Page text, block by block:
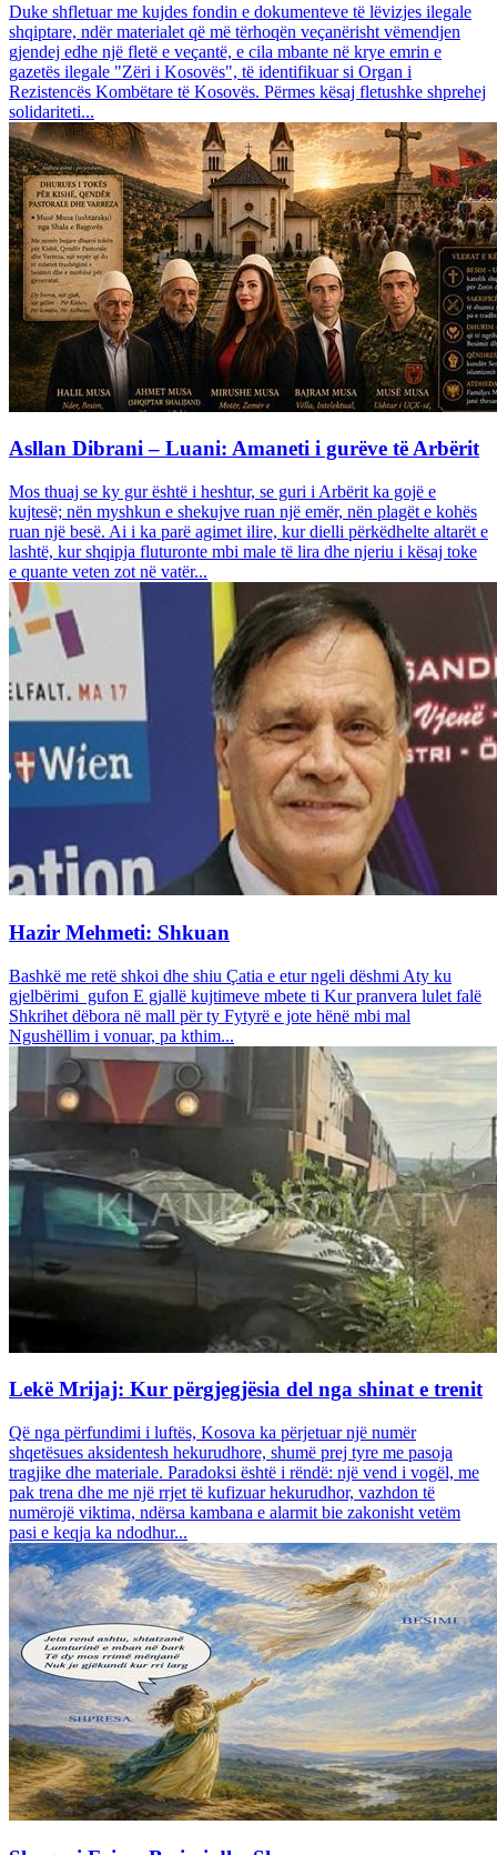
Duke shfletuar me kujdes fondin e dokumenteve të lëvizjes ilegale
shqiptare, ndër materialet që më tërhoqën veçanërisht vëmendjen
gjendej edhe një fletë e veçantë, e cila mbante në krye emrin e
gazetës ilegale "Zëri i Kosovës", të identifikuar si Organ i
Rezistencës Kombëtare të Kosovës. Përmes kësaj fletushke shprehej
solidariteti...
Asllan Dibrani – Luani: Amaneti i gurëve të Arbërit
Mos thuaj se ky gur është i heshtur, se guri i Arbërit ka gojë e
kujtesë; nën myshkun e shekujve ruan një emër, nën plagët e kohës
ruan një besë. Ai i ka parë agimet ilire, kur dielli përkëdhelte altarët e
lashtë, kur shqipja fluturonte mbi male të lira dhe njeriu i kësaj toke
e quante veten zot në vatër...
Hazir Mehmeti: Shkuan
Bashkë me retë shkoi dhe shiu Çatia e etur ngeli dëshmi Aty ku
gjelbërimi gufon E gjallë kujtimeve mbete ti Kur pranvera lulet falë
Shkrihet dëbora në mall për ty Fytyrë e jote hënë mbi mal
Ngushëllim i vonuar, pa kthim...
Lekë Mrijaj: Kur përgjegjësia del nga shinat e trenit
Që nga përfundimi i luftës, Kosova ka përjetuar një numër
shqetësues aksidentesh hekurudhore, shumë prej tyre me pasoja
tragjike dhe materiale. Paradoksi është i rëndë: një vend i vogël, me
pak trena dhe me një rrjet të kufizuar hekurudhor, vazhdon të
numërojë viktima, ndërsa kambana e alarmit bie zakonisht vetëm
pasi e keqja ka ndodhur...